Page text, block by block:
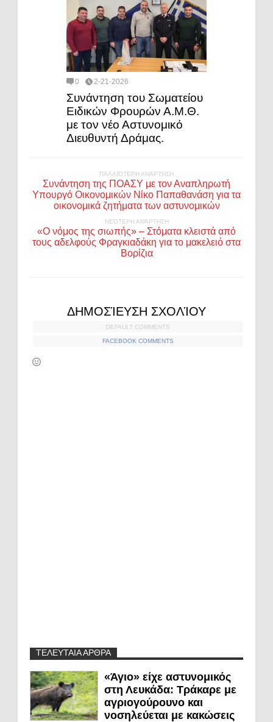
0 2-21-2026
Συνάντηση του Σωματείου
Ειδικών Φρουρών Α.Μ.Θ.
με τον νέο Αστυνομικό
Διευθυντή Δράμας.
ΠΑΛΑΙΌΤΕΡΗ ΑΝΆΡΤΗΣΗ
Συνάντηση της ΠΟΑΣΥ με τον Αναπληρωτή
Υπουργό Οικονομικών Νίκο Παπαθανάση για τα
οικονομικά ζητήματα των αστυνομικών
ΝΕΌΤΕΡΗ ΑΝΆΡΤΗΣΗ
«Ο νόμος της σιωπής» – Στόματα κλειστά από
τους αδελφούς Φραγκιαδάκη για το μακελειό στα
Βορίζια
ΔΗΜΟΣΊΕΥΣΗ ΣΧΟΛΊΟΥ
DEFAULT COMMENTS
FACEBOOK COMMENTS
ΤΕΛΕΥΤΑΙΑ ΑΡΘΡΑ
«Άγιο» είχε αστυνομικός
στη Λευκάδα: Τράκαρε με
αγριογούρουνο και
νοσηλεύεται με κακώσεις